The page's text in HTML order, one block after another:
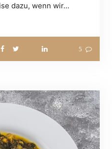
dazu, wenn wir…
5